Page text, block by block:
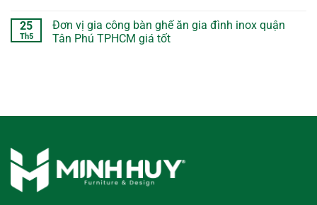
25
Th5
Đơn vị gia công bàn ghế ăn gia đình inox quận
Tân Phú TPHCM giá tốt